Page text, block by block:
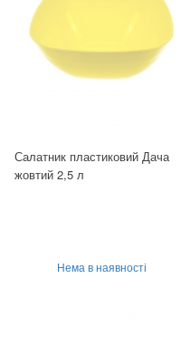
Салатник пластиковий Дача
жовтий 2,5 л
Нема в наявності